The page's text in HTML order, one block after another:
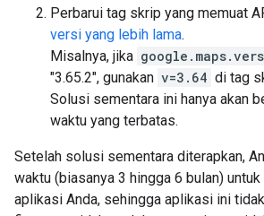
Perbarui tag skrip yang memuat
versi yang lebih lama.
Misalnya, jika
"3.65.2", gunakan v=3.64 di tag
Solusi sementara ini hanya akan
waktu yang terbatas.
Setelah solusi sementara diterapkan,
waktu (biasanya 3 hingga 6 bulan)
aplikasi Anda, sehingga aplikasi ini